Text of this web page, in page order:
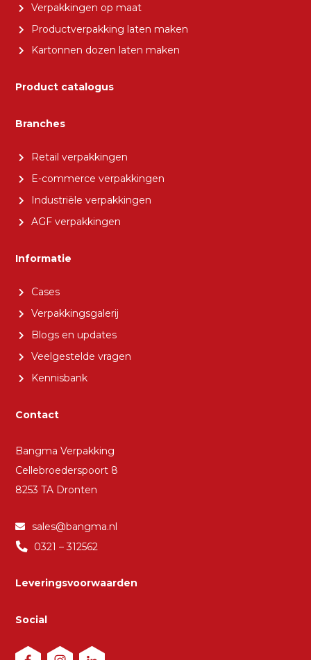
Verpakkingen op maat
Productverpakking laten maken
Kartonnen dozen laten maken
Product catalogus
Branches
Retail verpakkingen
E-commerce verpakkingen
Industriële verpakkingen
AGF verpakkingen
Informatie
Cases
Verpakkingsgalerij
Blogs en updates
Veelgestelde vragen
Kennisbank
Contact
Bangma Verpakking
Cellebroederspoort 8
8253 TA Dronten
sales@bangma.nl
0321 – 312562
Leveringsvoorwaarden
Social